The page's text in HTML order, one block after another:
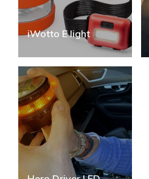
iWotto E light